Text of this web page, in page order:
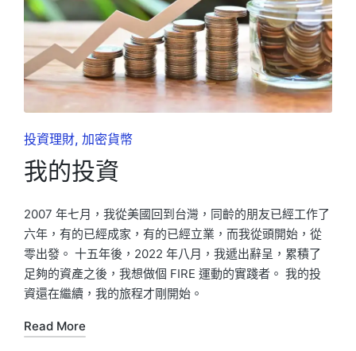
Posted
in
投資理財 加密貨幣
我的投資
2007 年七月，我從美國回到台灣，同齡的朋友已經工作了
六年，有的已經成家，有的已經立業，而我從頭開始，從
零出發。 十五年後，2022 年八月，我遞出辭呈，累積了
足夠的資產之後，我想做個 FIRE 運動的實踐者。 我的投
資還在繼續，我的旅程才剛開始。
Read More